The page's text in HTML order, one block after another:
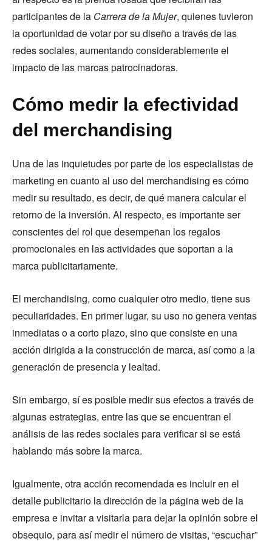
participantes de la Carrera de la Mujer, quienes tuvieron
la oportunidad de votar por su diseño a través de las
redes sociales, aumentando considerablemente el
impacto de las marcas patrocinadoras.
Cómo medir la efectividad
del merchandising
Una de las inquietudes por parte de los especialistas de
marketing en cuanto al uso del merchandising es cómo
medir su resultado, es decir, de qué manera calcular el
retorno de la inversión. Al respecto, es importante ser
conscientes del rol que desempeñan los regalos
promocionales en las actividades que soportan a la
marca publicitariamente.
El merchandising, como cualquier otro medio, tiene sus
peculiaridades. En primer lugar, su uso no genera ventas
inmediatas o a corto plazo, sino que consiste en una
acción dirigida a la construcción de marca, así como a la
generación de presencia y lealtad.
Sin embargo, sí es posible medir sus efectos a través de
algunas estrategias, entre las que se encuentran el
análisis de las redes sociales para verificar si se está
hablando más sobre la marca.
Igualmente, otra acción recomendada es incluir en el
detalle publicitario la dirección de la página web de la
empresa e invitar a visitarla para dejar la opinión sobre el
obsequio, para así medir el número de visitas, “escuchar”